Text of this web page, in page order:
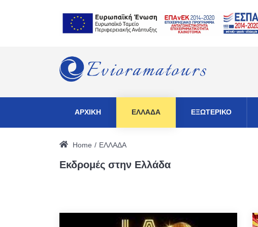
ΑΡΧΙΚΗ ΕΛΛΑΔΑ ΕΞΩΤΕΡΙΚΟ
Home ΕΛΛΑΔΑ
Εκδρομές στην Ελλάδα